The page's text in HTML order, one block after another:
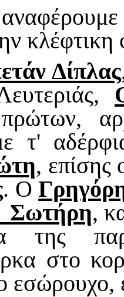
κλέφτικη
Δίπλας
τ'
, επίσης
. Ο
,
της
στο
εσώρουχο,